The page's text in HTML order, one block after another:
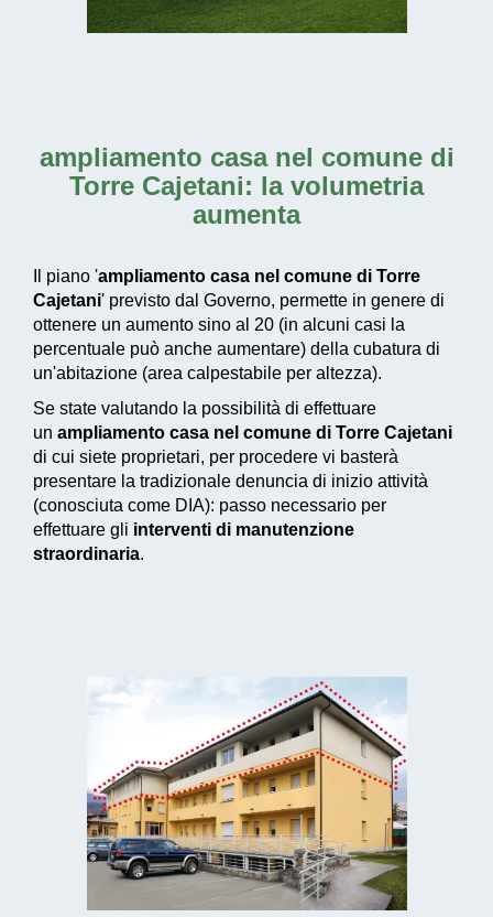
ampliamento casa nel comune di
Torre Cajetani: la volumetria
aumenta
Il piano 'ampliamento casa nel comune di Torre
Cajetani' previsto dal Governo, permette in genere di
ottenere un aumento sino al 20 (in alcuni casi la
percentuale può anche aumentare) della cubatura di
un'abitazione (area calpestabile per altezza).
Se state valutando la possibilità di effettuare
un ampliamento casa nel comune di Torre Cajetani
di cui siete proprietari, per procedere vi basterà
presentare la tradizionale denuncia di inizio attività
(conosciuta come DIA): passo necessario per
effettuare gli interventi di manutenzione
straordinaria.